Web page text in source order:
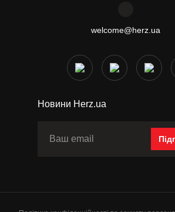
welcome@herz.ua
Новини Herz.ua